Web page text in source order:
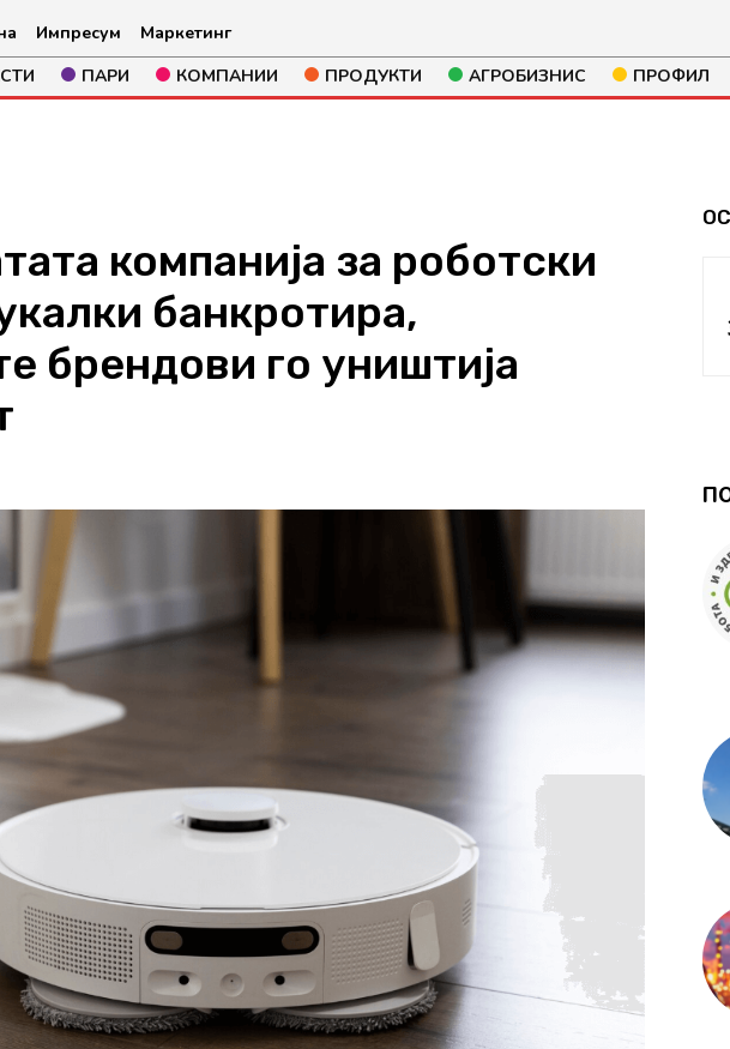
Импресум
Маркетинг
ПАРИ КОМПАНИИ ПРОДУКТИ АГРОБИЗНИС ПРОФИЛ
компанија за роботски
банкротира,
брендови го уништија